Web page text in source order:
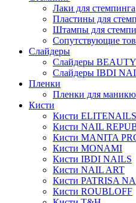
Лаки для стемпинга
Пластины для
Штампы для
Сопутствующие
Слайдеры
Слайдеры
Слайдеры IBDI
Пленки
Пленки для
Кисти
Кисти ELITENAILS
Кисти NAIL
Кисти MANITA
Кисти MONAMI
Кисти IBDI NAILS
Кисти NAIL ART
Кисти PATRISA
Кисти ROUBLOFF